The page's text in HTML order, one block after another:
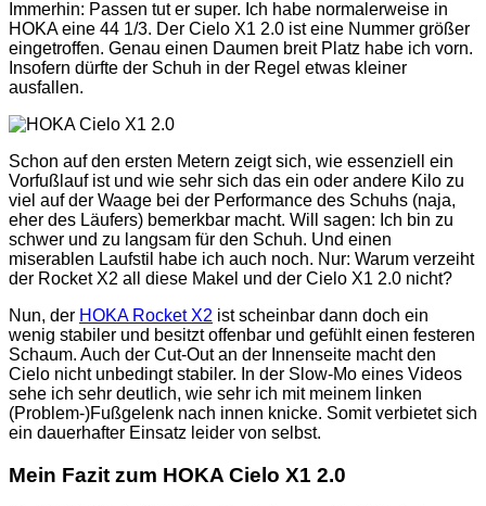
Immerhin: Passen tut er super. Ich habe normalerweise in
HOKA eine 44 1/3. Der Cielo X1 2.0 ist eine Nummer größer
eingetroffen. Genau einen Daumen breit Platz habe ich vorn.
Insofern dürfte der Schuh in der Regel etwas kleiner
ausfallen.
Schon auf den ersten Metern zeigt sich, wie essenziell ein
Vorfußlauf ist und wie sehr sich das ein oder andere Kilo zu
viel auf der Waage bei der Performance des Schuhs (naja,
eher des Läufers) bemerkbar macht. Will sagen: Ich bin zu
schwer und zu langsam für den Schuh. Und einen
miserablen Laufstil habe ich auch noch. Nur: Warum verzeiht
der Rocket X2 all diese Makel und der Cielo X1 2.0 nicht?
Nun, der HOKA Rocket X2 ist scheinbar dann doch ein
wenig stabiler und besitzt offenbar und gefühlt einen festeren
Schaum. Auch der Cut-Out an der Innenseite macht den
Cielo nicht unbedingt stabiler. In der Slow-Mo eines Videos
sehe ich sehr deutlich, wie sehr ich mit meinem linken
(Problem-)Fußgelenk nach innen knicke. Somit verbietet sich
ein dauerhafter Einsatz leider von selbst.
Mein Fazit zum HOKA Cielo X1 2.0